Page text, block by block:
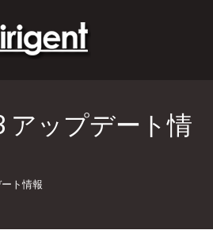
アップデート情
ト情報